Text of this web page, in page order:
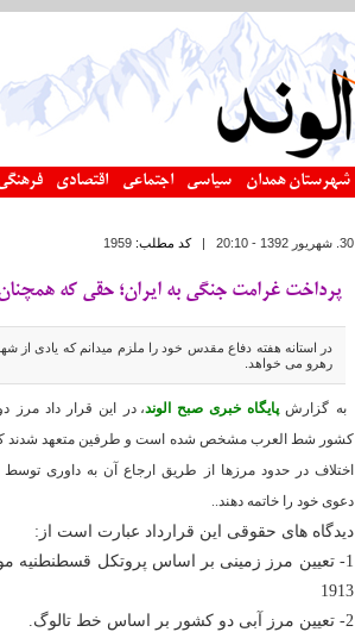
شهرستان همدان سیاسی اجتماعی اقتصادی
30. شهريور 1392 - 20:10 |کد مطلب:1959
پرداخت غرامت جنگی به ایران؛ حقی که
در استانه هفته دفاع مقدس خود را ملزم میدانم که یادی از
رهرو می خواهد.
به گزارشپایگاه خبری صبح الوند، در این قرار داد مرز
کشور شط العرب مشخص شده است و طرفین متعهد شدند
اختلاف در حدود مرزها از طریق ارجاع آن به داوری
دعوی خود را خاتمه دهند..
دیدگاه های حقوقی این قرارداد عبارت است از:
1- تعیین مرز زمینی بر اساس پروتکل قسطنطنیه
1913
2- تعیین مرز آبی دو کشور بر اساس خط تالوگ.